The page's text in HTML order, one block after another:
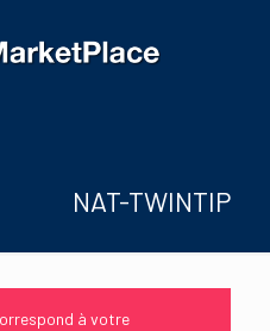
NAT-TWINTIP
à votre